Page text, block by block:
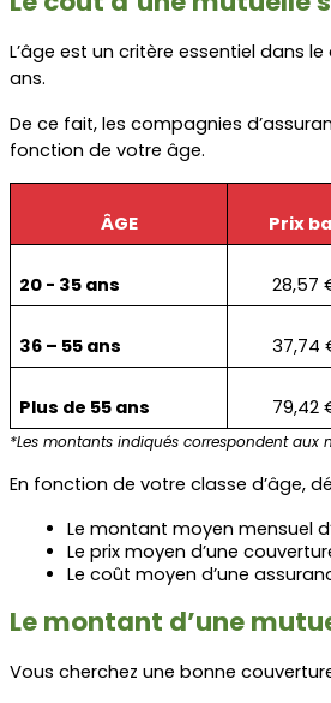
L’âge est un critère essentiel dans
ans.
De ce fait, les compagnies
fonction de votre âge.
ÂGE Prix
20 - 35 ans 28,57
36 – 55 ans 37,74
Plus de 55 ans 79,42
*Les montants indiqués correspondent aux
En fonction de votre classe d’âge,
Le montant moyen mensuel
Le prix moyen d’une
Le coût moyen d’une
Le montant d’une
Vous cherchez une bonne